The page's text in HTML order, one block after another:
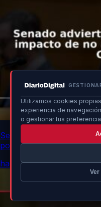
Utilizamos cookies
experiencia de
o gestionar tus
Senado advierte a
por crisis en Ceuta
hace 13h